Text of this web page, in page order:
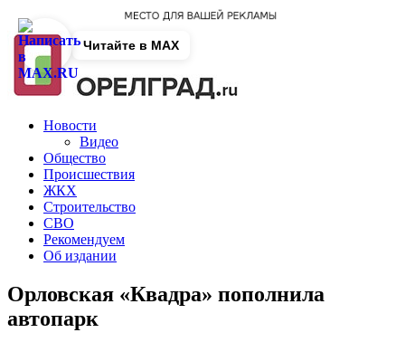
Новости
Видео
Общество
Происшествия
ЖКХ
Строительство
СВО
Рекомендуем
Об издании
Орловская «Квадра» пополнила
автопарк
Читайте в MAX